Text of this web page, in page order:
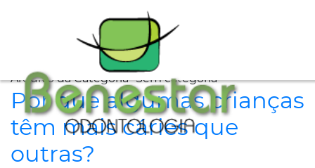
Clínica
Especialidades
Tratamentos
Arquivo da Categoria "Sem categoria"
Por que algumas crianças
têm mais cáries que
outras?